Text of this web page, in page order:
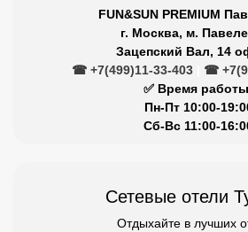
FUN&SUN PREMIUM
г. Москва, м.
Зацепский Вал, 14
☎ +7(499)11-33-403
☎
✅ Время
Пн-Пт 10:00-
Сб-Вс 11:00-
Сетевые отели
Отдыхайте в лучших